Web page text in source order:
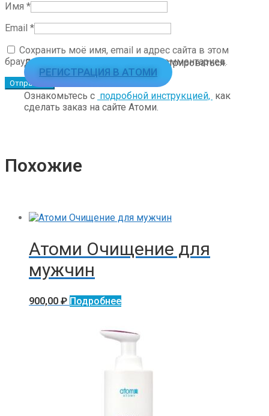
Имя *
Email *
Сохранить моё имя, email и адрес сайта в этом
браузере для последующих моих комментариев.
Для заказа необходимо зарегистрироваться.
РЕГИСТРАЦИЯ В АТОМИ
Ознакомьтесь с подробной инструкцией, как
сделать заказ на сайте Атоми.
Похожие
Атоми Очищение для
мужчин
900,00 ₽ Подробнее